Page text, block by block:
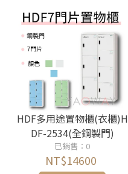
HDF多用途置物櫃(衣櫃)H
DF-2534(全鋼製門)
已銷售：0
NT$14600